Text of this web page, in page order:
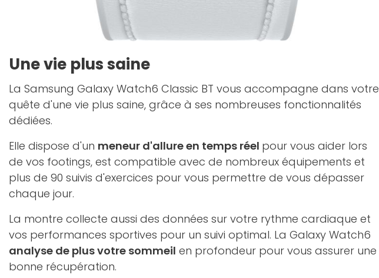
Une vie plus saine
La Samsung Galaxy Watch6 Classic BT vous accompagne dans votre
quête d'une vie plus saine, grâce à ses nombreuses fonctionnalités
dédiées.
Elle dispose d'un meneur d'allure en temps réel pour vous aider lors
de vos footings, est compatible avec de nombreux équipements et
plus de 90 suivis d'exercices pour vous permettre de vous dépasser
chaque jour.
La montre collecte aussi des données sur votre rythme cardiaque et
vos performances sportives pour un suivi optimal. La Galaxy Watch6
analyse de plus votre sommeil en profondeur pour vous assurer une
bonne récupération.